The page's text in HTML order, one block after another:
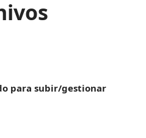
para subir/gestionar